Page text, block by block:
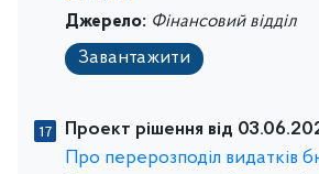
Джерело: Фінансовий відділ
Завантажити
Проект рішення від
Про перерозподіл видатків